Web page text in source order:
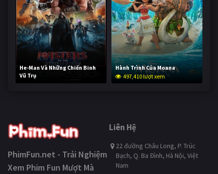
He-Man Và Những Chiến Binh
Vũ Trụ
246,694 lượt xem
Hành Trình Của Moana
497,410 lượt xem
PhimFun.net - Trải Nghiệm
Xem Phim Fun Mượt Mà
Liên Hệ
22 đường Châu Long, P. Trúc
Bạch, Q. Ba Đình, Hà Nội, Việt
Nam